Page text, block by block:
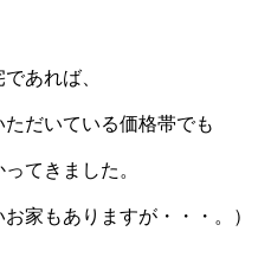
あれば、
だいている価格帯でも
てきました。
家もありますが・・・。）